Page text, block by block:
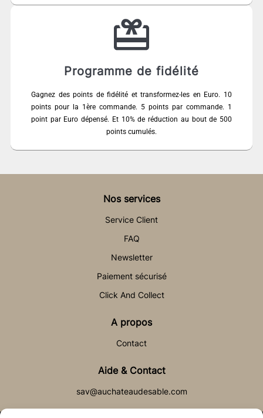
Programme de fidélité
Gagnez des points de fidélité et transformez-les en Euro. 10
points pour la 1ère commande. 5 points par commande. 1
point par Euro dépensé. Et 10% de réduction au bout de 500
points cumulés.
Nos services
Service Client
FAQ
Newsletter
Paiement sécurisé
Click And Collect
A propos
Contact
Aide & Contact
sav@auchateaudesable.com